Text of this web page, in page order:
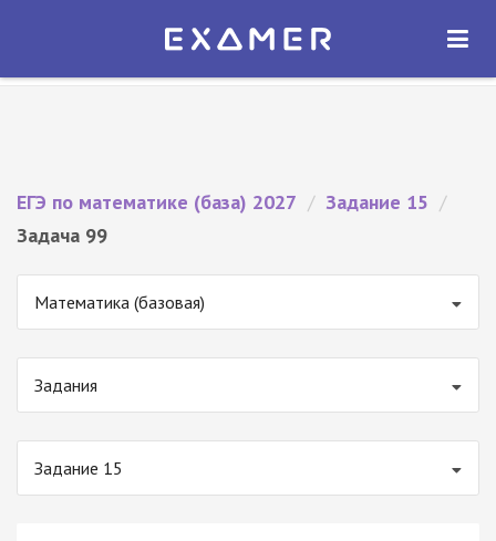
Экзамер — ЕГЭ 2027
ОТКРЫТЬ
ЕГЭ по математике (база) 2027 / Задание 15 /
Задача 99
Математика (базовая)
Задания
Задание 15